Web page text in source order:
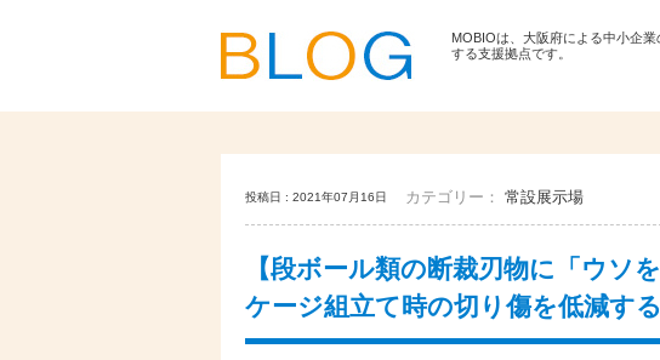
MOBIOは、大阪府による中小企
する支援拠点です。
投稿日 : 2021年07月16日 カテゴリー： 常設展示場
【段ボール類の断裁刃物に「ウソ
ケージ組立て時の切り傷を低減する